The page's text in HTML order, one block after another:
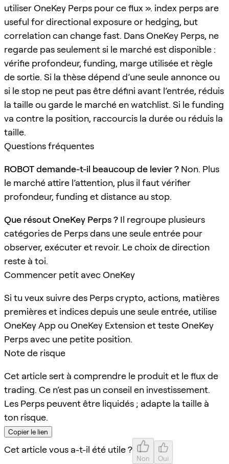
utiliser OneKey Perps pour ce flux ». index perps are
useful for directional exposure or hedging, but
correlation can change fast. Dans OneKey Perps, ne
regarde pas seulement si le marché est disponible :
vérifie profondeur, funding, marge utilisée et règle
de sortie. Si la thèse dépend d’une seule annonce ou
si le stop ne peut pas être défini avant l’entrée, réduis
la taille ou garde le marché en watchlist. Si le funding
va contre la position, raccourcis la durée ou réduis la
taille.
Questions fréquentes
ROBOT demande-t-il beaucoup de levier ? Non. Plus
le marché attire l’attention, plus il faut vérifier
profondeur, funding et distance au stop.
Que résout OneKey Perps ? Il regroupe plusieurs
catégories de Perps dans une seule entrée pour
observer, exécuter et revoir. Le choix de direction
reste à toi.
Commencer petit avec OneKey
Si tu veux suivre des Perps crypto, actions, matières
premières et indices depuis une seule entrée, utilise
OneKey App ou OneKey Extension et teste OneKey
Perps avec une petite position.
Note de risque
Cet article sert à comprendre le produit et le flux de
trading. Ce n’est pas un conseil en investissement.
Les Perps peuvent être liquidés ; adapte la taille à
ton risque.
Copier le lien
Cet article vous a-t-il été utile ?
Non Oui